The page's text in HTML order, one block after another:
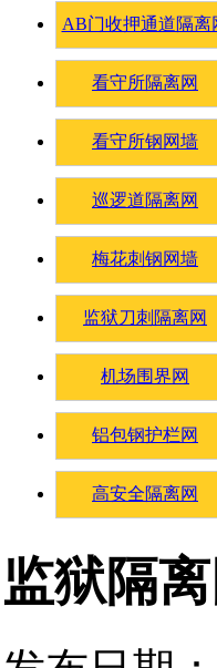
AB门收押通道隔离
看守所隔离网
看守所钢网墙
巡逻道隔离网
梅花刺钢网墙
监狱刀刺隔离网
机场围界网
铝包钢护栏网
高安全隔离网
监狱隔